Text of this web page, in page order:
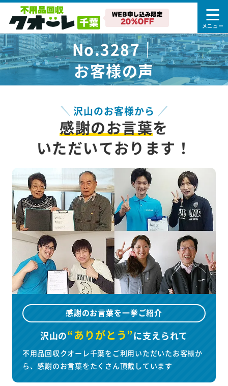
No.3287｜
お客様の声
沢山のお客様から
感謝のお言葉を
いただいております！
感謝のお言葉を一挙ご紹介
沢山の“ありがとう”に支えられて
不用品回収クオーレ千葉をご利用いただいたお客様か
ら、感謝のお言葉をたくさん頂戴しています